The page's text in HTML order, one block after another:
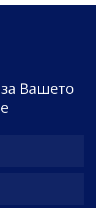
за Вашето
е